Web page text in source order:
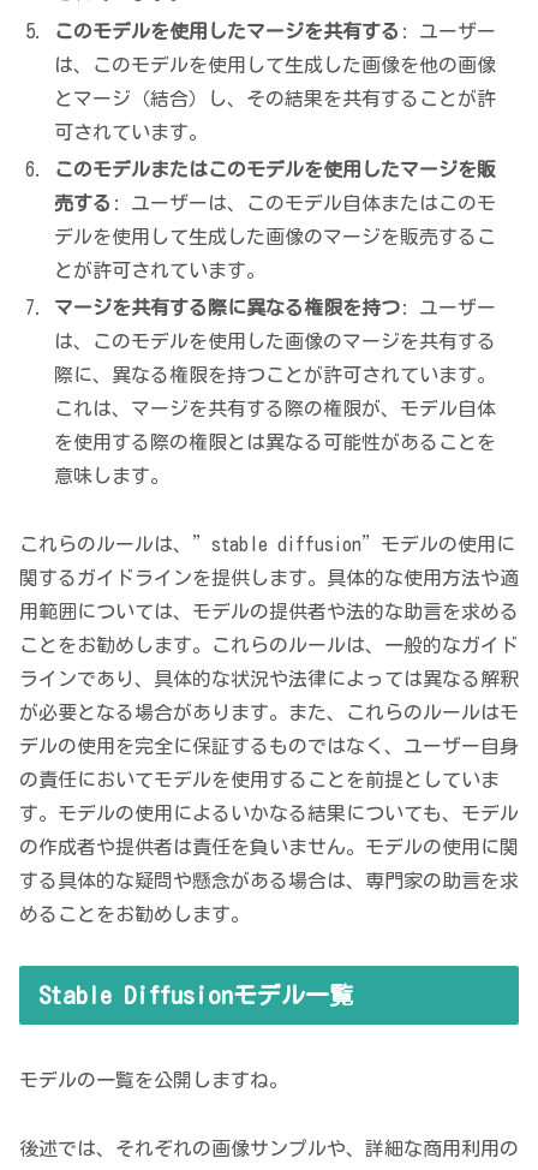
このモデルを使用したマージを共有する : ユーザー
は、このモデルを使用して生成した画像を他の画像
とマージ（結合）し、その結果を共有することが許
可されています。
このモデルまたはこのモデルを使用したマージを販
売する : ユーザーは、このモデル自体またはこのモ
デルを使用して生成した画像のマージを販売するこ
とが許可されています。
マージを共有する際に異なる権限を持つ: ユーザー
は、このモデルを使用した画像のマージを共有する
際に、異なる権限を持つことが許可されています。
これは、マージを共有する際の権限が、モデル自体
を使用する際の権限とは異なる可能性があることを
意味します。
これらのルールは、”stable diffusion”モデルの使用に
関するガイドラインを提供します。具体的な使用方法や適
用範囲については、モデルの提供者や法的な助言を求める
ことをお勧めします。これらのルールは、一般的なガイド
ラインであり、具体的な状況や法律によっては異なる解釈
が必要となる場合があります。また、これらのルールはモ
デルの使用を完全に保証するものではなく、ユーザー自身
の責任においてモデルを使用することを前提としていま
す。モデルの使用によるいかなる結果についても、モデル
の作成者や提供者は責任を負いません。モデルの使用に関
する具体的な疑問や懸念がある場合は、専門家の助言を求
めることをお勧めします。
Stable Diffusionモデル一覧
モデルの一覧を公開しますね。
後述では、それぞれの画像サンプルや、詳細な商用利用の